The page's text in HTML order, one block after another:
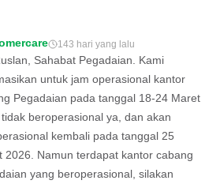
143 hari yang lalu
Sahabat Pegadaian. Kami
untuk jam operasional kantor
Pegadaian pada tanggal 18-24 Maret
beroperasional ya, dan akan
kembali pada tanggal 25
2026. Namun terdapat kantor cabang
yang beroperasional, silakan